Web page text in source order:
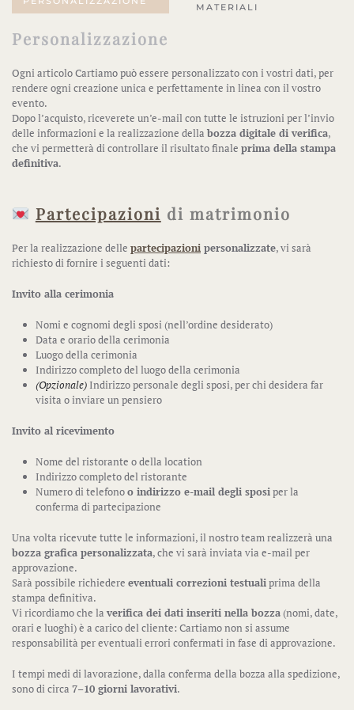
MATERIALI
Personalizzazione
Ogni articolo Cartiamo può essere personalizzato con i vostri dati, per
rendere ogni creazione unica e perfettamente in linea con il vostro
evento.
Dopo l’acquisto, riceverete un’e-mail con tutte le istruzioni per l’invio
delle informazioni e la realizzazione della bozza digitale di verifica,
che vi permetterà di controllare il risultato finale prima della stampa
definitiva.
Partecipazioni di matrimonio
Per la realizzazione delle partecipazioni personalizzate, vi sarà
richiesto di fornire i seguenti dati:
Invito alla cerimonia
Nomi e cognomi degli sposi (nell’ordine desiderato)
Data e orario della cerimonia
Luogo della cerimonia
Indirizzo completo del luogo della cerimonia
(Opzionale) Indirizzo personale degli sposi, per chi desidera far
visita o inviare un pensiero
Invito al ricevimento
Nome del ristorante o della location
Indirizzo completo del ristorante
Numero di telefonoo indirizzo e-mail degli sposiper la
conferma di partecipazione
Una volta ricevute tutte le informazioni, il nostro team realizzerà una
bozza grafica personalizzata, che vi sarà inviata via e-mail per
approvazione.
Sarà possibile richiedere eventuali correzioni testualiprima della
stampa definitiva.
Vi ricordiamo che la verifica dei dati inseriti nella bozza(nomi, date,
orari e luoghi) è a carico del cliente: Cartiamo non si assume
responsabilità per eventuali errori confermati in fase di approvazione.
I tempi medi di lavorazione, dalla conferma della bozza alla spedizione,
sono di circa 7–10 giorni lavorativi.